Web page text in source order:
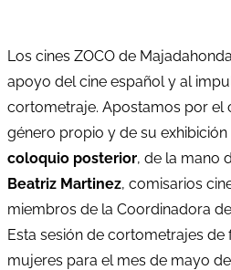
Los cines ZOCO de
apoyo del cine español y al
cortometraje. Apostamos por el
género propio y de su
coloquio posterior, de la mano
Beatriz Martinez, comisarios
miembros de la Coordinadora
Esta sesión de cortometrajes
mujeres para el mes de mayo